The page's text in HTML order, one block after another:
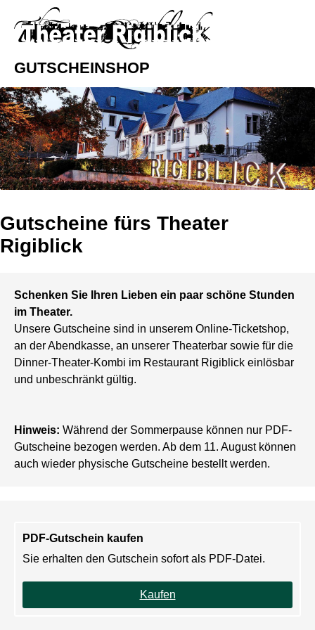
GUTSCHEINSHOP
Gutscheine fürs Theater
Rigiblick
Schenken Sie Ihren Lieben ein paar schöne Stunden
im Theater.
Unsere Gutscheine sind in unserem Online-Ticketshop,
an der Abendkasse, an unserer Theaterbar sowie für die
Dinner-Theater-Kombi im Restaurant Rigiblick einlösbar
und unbeschränkt gültig.
Hinweis: Während der Sommerpause können nur PDF-
Gutscheine bezogen werden. Ab dem 11. August können
auch wieder physische Gutscheine bestellt werden.
PDF-Gutschein kaufen
Sie erhalten den Gutschein sofort als PDF-Datei.
Kaufen